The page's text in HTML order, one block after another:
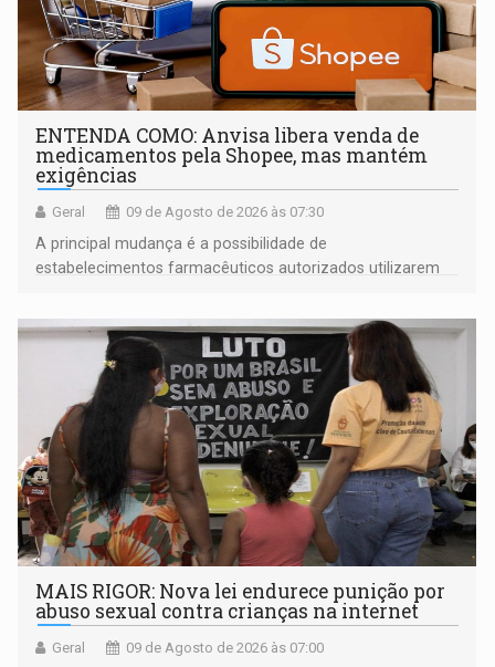
ENTENDA COMO: Anvisa libera venda de
medicamentos pela Shopee, mas mantém
exigências
Geral 09 de Agosto de 2026 às 07:30
A principal mudança é a possibilidade de
estabelecimentos farmacêuticos autorizados utilizarem
MAIS RIGOR: Nova lei endurece punição por
abuso sexual contra crianças na internet
Geral 09 de Agosto de 2026 às 07:00